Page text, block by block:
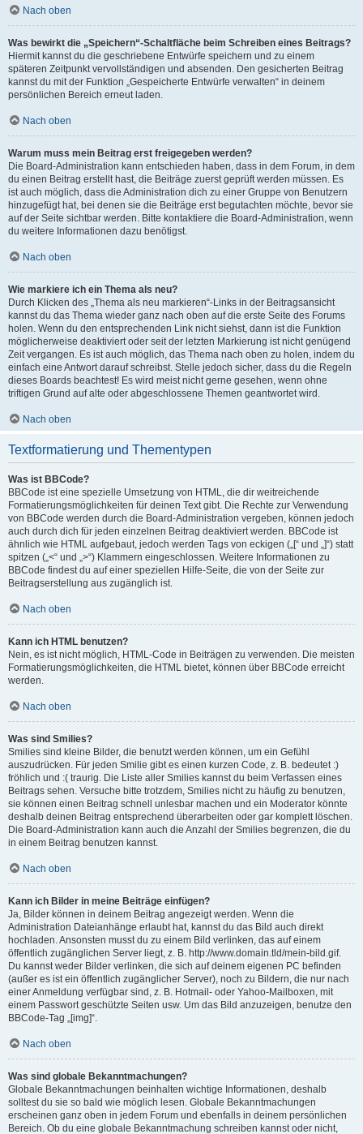
Nach oben
Was bewirkt die „Speichern“-Schaltfläche beim Schreiben eines Beitrags?
Hiermit kannst du die geschriebene Entwürfe speichern und zu einem
späteren Zeitpunkt vervollständigen und absenden. Den gesicherten Beitrag
kannst du mit der Funktion „Gespeicherte Entwürfe verwalten“ in deinem
persönlichen Bereich erneut laden.
Nach oben
Warum muss mein Beitrag erst freigegeben werden?
Die Board-Administration kann entschieden haben, dass in dem Forum, in dem
du einen Beitrag erstellt hast, die Beiträge zuerst geprüft werden müssen. Es
ist auch möglich, dass die Administration dich zu einer Gruppe von Benutzern
hinzugefügt hat, bei denen sie die Beiträge erst begutachten möchte, bevor sie
auf der Seite sichtbar werden. Bitte kontaktiere die Board-Administration, wenn
du weitere Informationen dazu benötigst.
Nach oben
Wie markiere ich ein Thema als neu?
Durch Klicken des „Thema als neu markieren“-Links in der Beitragsansicht
kannst du das Thema wieder ganz nach oben auf die erste Seite des Forums
holen. Wenn du den entsprechenden Link nicht siehst, dann ist die Funktion
möglicherweise deaktiviert oder seit der letzten Markierung ist nicht genügend
Zeit vergangen. Es ist auch möglich, das Thema nach oben zu holen, indem du
einfach eine Antwort darauf schreibst. Stelle jedoch sicher, dass du die Regeln
dieses Boards beachtest! Es wird meist nicht gerne gesehen, wenn ohne
triftigen Grund auf alte oder abgeschlossene Themen geantwortet wird.
Nach oben
Textformatierung und Thementypen
Was ist BBCode?
BBCode ist eine spezielle Umsetzung von HTML, die dir weitreichende
Formatierungsmöglichkeiten für deinen Text gibt. Die Rechte zur Verwendung
von BBCode werden durch die Board-Administration vergeben, können jedoch
auch durch dich für jeden einzelnen Beitrag deaktiviert werden. BBCode ist
ähnlich wie HTML aufgebaut, jedoch werden Tags von eckigen („[“ und „]“) statt
spitzen („<“ und „>“) Klammern eingeschlossen. Weitere Informationen zu
BBCode findest du auf einer speziellen Hilfe-Seite, die von der Seite zur
Beitragserstellung aus zugänglich ist.
Nach oben
Kann ich HTML benutzen?
Nein, es ist nicht möglich, HTML-Code in Beiträgen zu verwenden. Die meisten
Formatierungsmöglichkeiten, die HTML bietet, können über BBCode erreicht
werden.
Nach oben
Was sind Smilies?
Smilies sind kleine Bilder, die benutzt werden können, um ein Gefühl
auszudrücken. Für jeden Smilie gibt es einen kurzen Code, z. B. bedeutet :)
fröhlich und :( traurig. Die Liste aller Smilies kannst du beim Verfassen eines
Beitrags sehen. Versuche bitte trotzdem, Smilies nicht zu häufig zu benutzen,
sie können einen Beitrag schnell unlesbar machen und ein Moderator könnte
deshalb deinen Beitrag entsprechend überarbeiten oder gar komplett löschen.
Die Board-Administration kann auch die Anzahl der Smilies begrenzen, die du
in einem Beitrag benutzen kannst.
Nach oben
Kann ich Bilder in meine Beiträge einfügen?
Ja, Bilder können in deinem Beitrag angezeigt werden. Wenn die
Administration Dateianhänge erlaubt hat, kannst du das Bild auch direkt
hochladen. Ansonsten musst du zu einem Bild verlinken, das auf einem
öffentlich zugänglichen Server liegt, z. B. http://www.domain.tld/mein-bild.gif.
Du kannst weder Bilder verlinken, die sich auf deinem eigenen PC befinden
(außer es ist ein öffentlich zugänglicher Server), noch zu Bildern, die nur nach
einer Anmeldung verfügbar sind, z. B. Hotmail- oder Yahoo-Mailboxen, mit
einem Passwort geschützte Seiten usw. Um das Bild anzuzeigen, benutze den
BBCode-Tag „[img]“.
Nach oben
Was sind globale Bekanntmachungen?
Globale Bekanntmachungen beinhalten wichtige Informationen, deshalb
solltest du sie so bald wie möglich lesen. Globale Bekanntmachungen
erscheinen ganz oben in jedem Forum und ebenfalls in deinem persönlichen
Bereich. Ob du eine globale Bekanntmachung schreiben kannst oder nicht,